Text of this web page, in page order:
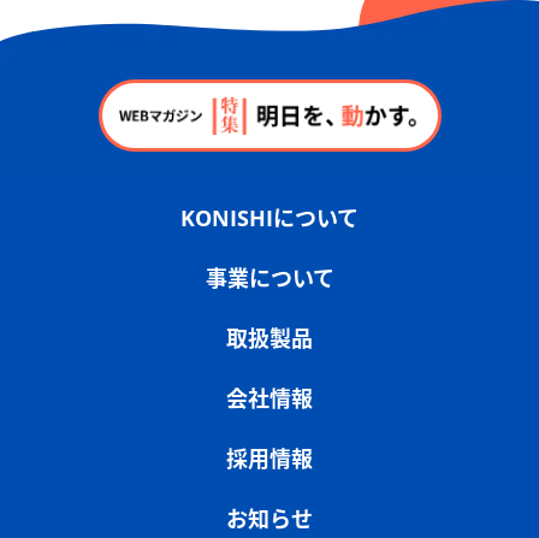
KONISHIについて
事業について
取扱製品
会社情報
採用情報
お知らせ